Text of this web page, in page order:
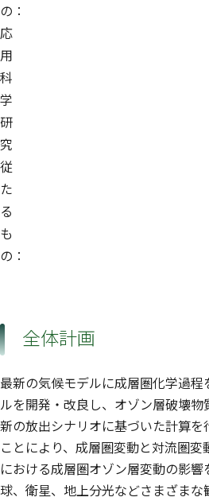
の：
応
用
科
学
研
究
従
た
る
も
の：
全体計画
最新の気候モデルに成層圏化学過
ルを開発・改良し、オゾン層破壊
新の放出シナリオに基づいた計算
ことにより、成層圏変動と対流圏
における成層圏オゾン層変動の影
球、衛星、地上分光などさまざま